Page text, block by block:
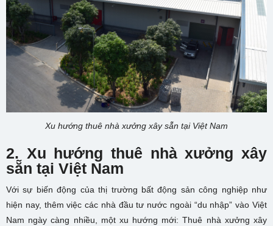
Xu hướng thuê nhà xưởng xây sẵn tại Việt Nam
2. Xu hướng thuê nhà xưởng xây
sẵn tại Việt Nam
Với sự biến động của thị trường bất động sản công nghiệp như
hiện nay, thêm việc các nhà đầu tư nước ngoài “du nhập” vào Việt
Nam ngày càng nhiều, một xu hướng mới: Thuê nhà xưởng xây